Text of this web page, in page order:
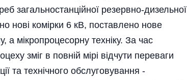
загальностанційної резервно-дизельної
нові комірки 6 кВ, поставлено нове
мікропроцесорну техніку. За час
зміг в повній мірі відчути переваги
та технічного обслуговування -